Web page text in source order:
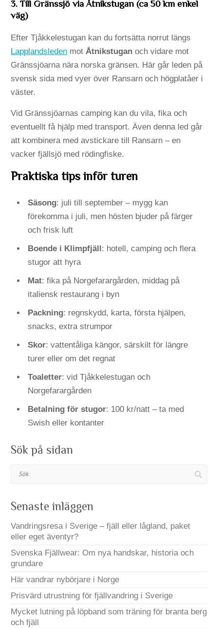
3. Till Gränssjö via Åtnikstugan (ca 50 km enkel
väg)
Efter Tjåkkelestugan kan du fortsätta norrut längs
Lapplandsleden mot Åtnikstugan och vidare mot
Gränssjöarna nära norska gränsen. Här går leden på
svensk sida med vyer över Ransarn och högplatåer i
väster.
Vid Gränssjöarnas camping kan du vila, fika och
eventuellt få hjälp med transport. Även denna led går
att kombinera med avstickare till Ransarn – en
vacker fjällsjö med rödingfiske.
Praktiska tips inför turen
Säsong: juli till september – mygg kan
förekomma i juli, men hösten bjuder på färger
och frisk luft
Boende i Klimpfjäll: hotell, camping och flera
stugor att hyra
Mat: fika på Norgefarargården, middag på
italiensk restaurang i byn
Packning: regnskydd, karta, första hjälpen,
snacks, extra strumpor
Skor: vattentåliga kängor, särskilt för längre
turer eller om det regnat
Toaletter: vid Tjåkkelestugan och
Norgefarargården
Betalning för stugor: 100 kr/natt – ta med
Swish eller kontanter
Sök på sidan
Sök
Senaste inläggen
Vandringsresa i Sverige – fjäll eller lågland, paket
eller eget äventyr?
Svenska Fjällwear: Om nya handskar, historia och
grundare
Här vandrar nybörjare i Norge
Prisvärd utrustning för fjällvandring i Sverige
Mycket lutning på löpband som träning för branta berg
och fjäll